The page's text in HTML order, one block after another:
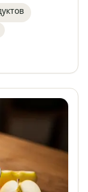
овощами
блюдо
Идеальный